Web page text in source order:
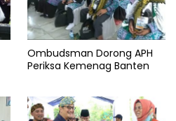
Ombudsman Dorong APH
Periksa Kemenag Banten